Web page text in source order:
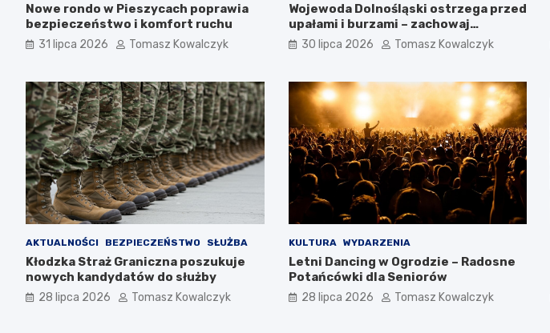
Nowe rondo w Pieszycach poprawia
bezpieczeństwo i komfort ruchu
31 lipca 2026 Tomasz Kowalczyk
Wojewoda Dolnośląski ostrzega przed
upałami i burzami – zachowaj
ostrożność!
30 lipca 2026 Tomasz Kowalczyk
AKTUALNOŚCI BEZPIECZEŃSTWO SŁUŻBA
Kłodzka Straż Graniczna poszukuje
nowych kandydatów do służby
28 lipca 2026 Tomasz Kowalczyk
KULTURA WYDARZENIA
Letni Dancing w Ogrodzie – Radosne
Potańcówki dla Seniorów
28 lipca 2026 Tomasz Kowalczyk